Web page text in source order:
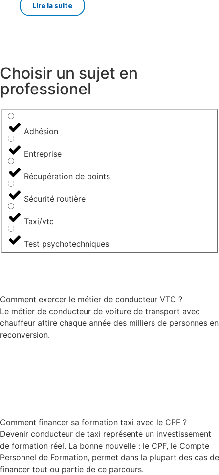
Lire la suite
Choisir un sujet en
professionel
Adhésion
Entreprise
Récupération de points
Sécurité routière
Taxi/vtc
Test psychotechniques
Comment exercer le métier de conducteur VTC ?
Le métier de conducteur de voiture de transport avec
chauffeur attire chaque année des milliers de personnes en
reconversion.
Comment financer sa formation taxi avec le CPF ?
Devenir conducteur de taxi représente un investissement
de formation réel. La bonne nouvelle : le CPF, le Compte
Personnel de Formation, permet dans la plupart des cas de
financer tout ou partie de ce parcours.